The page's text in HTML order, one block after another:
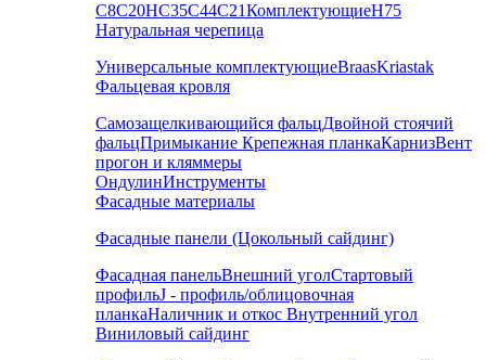
С8С20НС35С44С21КомплектующиеН75
Натуральная черепица
Универсальные комплектующиеBraasKriastak
Фальцевая кровля
Самозащелкивающийся фальцДвойной стоячий
фальцПримыкание Крепежная планкаКарнизВент
прогон и кляммеры
ОндулинИнструменты
Фасадные материалы
Фасадные панели (Цокольный сайдинг)
Фасадная панельВнешний уголСтартовый
профильJ - профиль/облицовочная
планкаНаличник и откос Внутренний угол
Виниловый сайдинг